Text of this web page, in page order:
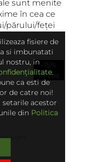
sunt menite
în cea ce
părului/feței
-15%
în coș
Light
fisiere de
si imbunatati
nostru, in
.
ca esti de
de catre noi!
acestor
din Politica